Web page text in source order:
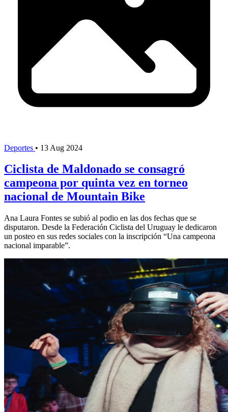
Deportes • 13 Aug 2024
Ciclista de Maldonado se consagró
campeona por quinta vez en torneo
nacional de Mountain Bike
Ana Laura Fontes se subió al podio en las dos fechas que se
disputaron. Desde la Federación Ciclista del Uruguay le dedicaron
un posteo en sus redes sociales con la inscripción “Una campeona
nacional imparable”.